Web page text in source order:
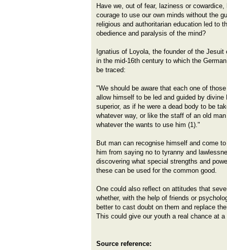
Have we, out of fear, laziness or
courage to use our own minds without the
religious and authoritarian education led to
obedience and paralysis of the mind?
Ignatius of Loyola, the founder of the
in the mid-16th century to which the
be traced:
"We should be aware that each one of
allow himself to be led and guided by
superior, as if he were a dead body to be
whatever way, or like the staff of an old
whatever the wants to use him (1)."
But man can recognise himself and come
him from saying no to tyranny and
discovering what special strengths and
these can be used for the common good.
One could also reflect on attitudes that
whether, with the help of friends or
better to cast doubt on them and replace
This could give our youth a real chance at
Source reference: